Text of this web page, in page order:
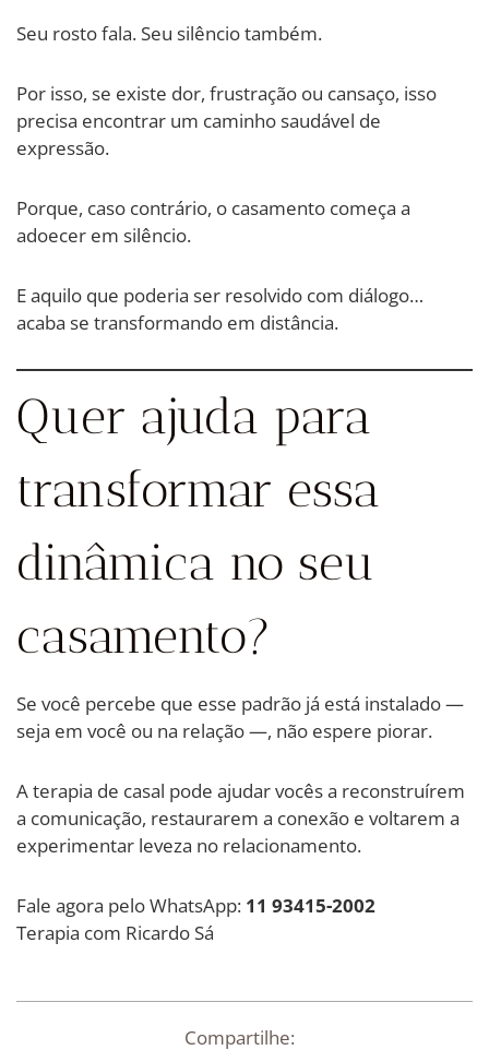
Seu rosto fala. Seu silêncio também.
Por isso, se existe dor, frustração ou cansaço, isso
precisa encontrar um caminho saudável de
expressão.
Porque, caso contrário, o casamento começa a
adoecer em silêncio.
E aquilo que poderia ser resolvido com diálogo…
acaba se transformando em distância.
Quer ajuda para
transformar essa
dinâmica no seu
casamento?
Se você percebe que esse padrão já está instalado —
seja em você ou na relação —, não espere piorar.
A terapia de casal pode ajudar vocês a reconstruírem
a comunicação, restaurarem a conexão e voltarem a
experimentar leveza no relacionamento.
Fale agora pelo WhatsApp: 11 93415-2002
Terapia com Ricardo Sá
Compartilhe: